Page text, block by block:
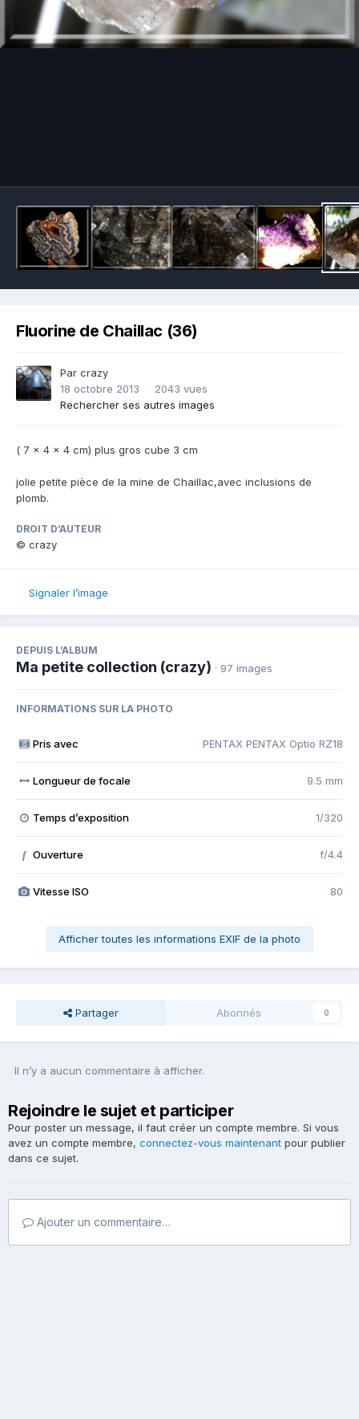
Fluorine de Chaillac (36)
Par crazy
18 octobre 2013
2043 vues
Rechercher ses autres images
( 7 x 4 x 4 cm) plus gros cube 3 cm
jolie petite pièce de la mine de Chaillac,avec inclusions de
plomb.
DROIT D’AUTEUR
© crazy
Signaler l’image
DEPUIS L’ALBUM
Ma petite collection (crazy) · 97 images
INFORMATIONS SUR LA PHOTO
Pris avec PENTAX PENTAX Optio RZ18
Longueur de focale 9.5 mm
Temps d’exposition 1/320
f Ouverture f/4.4
Vitesse ISO 80
Afficher toutes les informations EXIF de la photo
Partager Abonnés 0
Il n’y a aucun commentaire à afficher.
Rejoindre le sujet et participer
Pour poster un message, il faut créer un compte membre. Si vous
avez un compte membre, connectez-vous maintenant pour publier
dans ce sujet.
Ajouter un commentaire…